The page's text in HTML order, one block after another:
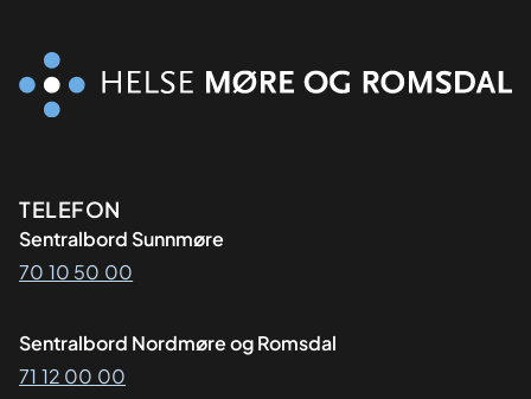
Kontaktinformasjon
TELEFON
Sentralbord Sunnmøre
70 10 50 00
Sentralbord Nordmøre og Romsdal
71 12 00 00